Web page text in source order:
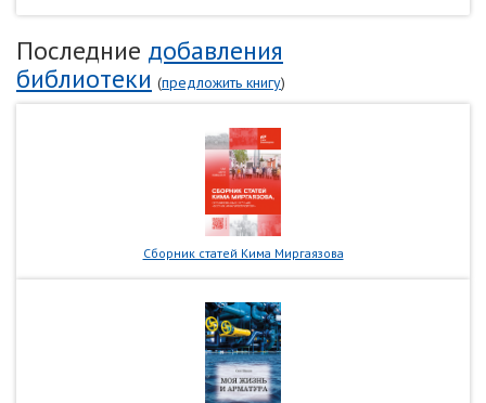
Последние добавления
библиотеки (предложить книгу)
Сборник статей Кима Миргаязова